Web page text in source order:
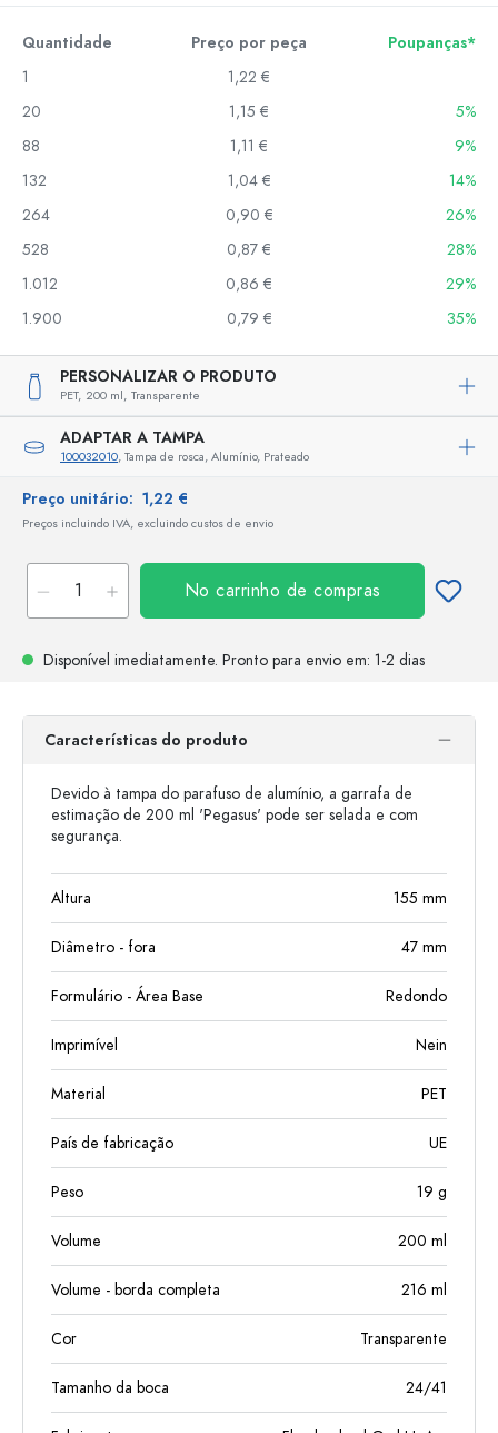
Quantidade Preço por peça
Poupanças*
1
1,22 €
20
1,15 €
5%
88
1,11 €
9%
132
1,04 €
14%
264
0,90 €
26%
528
0,87 €
28%
1.012
0,86 €
29%
1.900
0,79 € 35%
PERSONALIZAR O PRODUTO
PET, 200 ml, Transparente
ADAPTAR A TAMPA
100032010, Tampa de rosca, Alumínio, Prateado
Preço unitário: 1,22 €
Preços incluindo IVA, excluindo custos de envio
No carrinho de compras
Disponível imediatamente. Pronto para envio em: 1-2 dias
Características do produto
Devido à tampa do parafuso de alumínio, a garrafa de
estimação de 200 ml 'Pegasus' pode ser selada e com
segurança.
Altura 155 mm
Diâmetro - fora 47 mm
Formulário - Área Base Redondo
Imprimível Nein
Material PET
País de fabricação UE
Peso 19 g
Volume 200 ml
Volume - borda completa 216 ml
Cor Transparente
Tamanho da boca 24/41